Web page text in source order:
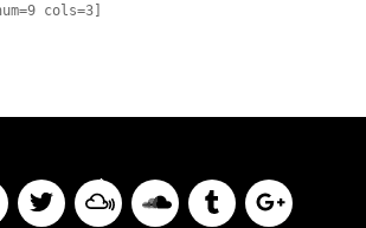
cols=3]
Back
To